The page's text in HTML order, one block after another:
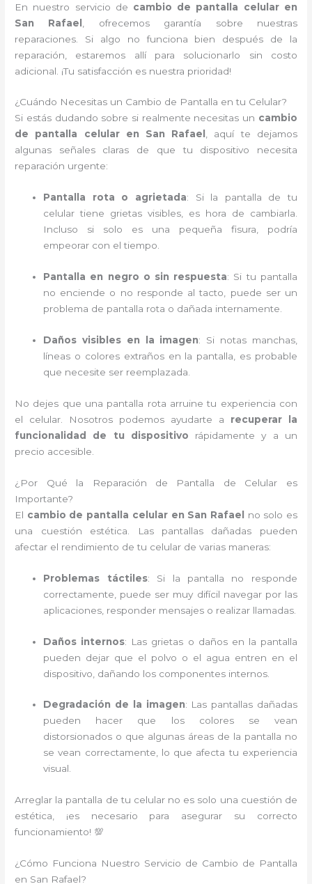
En nuestro servicio de cambio de pantalla celular en
San Rafael , ofrecemos garantía sobre nuestras
reparaciones. Si algo no funciona bien después de la
reparación, estaremos allí para solucionarlo sin costo
adicional. ¡Tu satisfacción es nuestra prioridad!
¿Cuándo Necesitas un Cambio de Pantalla en tu Celular?
Si estás dudando sobre si realmente necesitas un cambio
de pantalla celular en San Rafael , aquí te dejamos
algunas señales claras de que tu dispositivo necesita
reparación urgente:
Pantalla rota o agrietada: Si la pantalla de tu
celular tiene grietas visibles, es hora de cambiarla.
Incluso si solo es una pequeña fisura, podría
empeorar con el tiempo.
Pantalla en negro o sin respuesta: Si tu pantalla
no enciende o no responde al tacto, puede ser un
problema de pantalla rota o dañada internamente.
Daños visibles en la imagen: Si notas manchas,
líneas o colores extraños en la pantalla, es probable
que necesite ser reemplazada.
No dejes que una pantalla rota arruine tu experiencia con
el celular. Nosotros podemos ayudarte a recuperar la
funcionalidad de tu dispositivo rápidamente y a un
precio accesible.
¿Por Qué la Reparación de Pantalla de Celular es
Importante?
El cambio de pantalla celular en San Rafael
no solo es
una cuestión estética. Las pantallas dañadas pueden
afectar el rendimiento de tu celular de varias maneras:
Problemas táctiles: Si la pantalla no responde
correctamente, puede ser muy difícil navegar por las
aplicaciones, responder mensajes o realizar llamadas.
Daños internos: Las grietas o daños en la pantalla
pueden dejar que el polvo o el agua entren en el
dispositivo, dañando los componentes internos.
Degradación de la imagen: Las pantallas dañadas
pueden hacer que los colores se vean
distorsionados o que algunas áreas de la pantalla no
se vean correctamente, lo que afecta tu experiencia
visual.
Arreglar la pantalla de tu celular no es solo una cuestión de
estética, ¡es necesario para asegurar su correcto
funcionamiento! 💯
¿Cómo Funciona Nuestro Servicio de Cambio de Pantalla
en San Rafael?